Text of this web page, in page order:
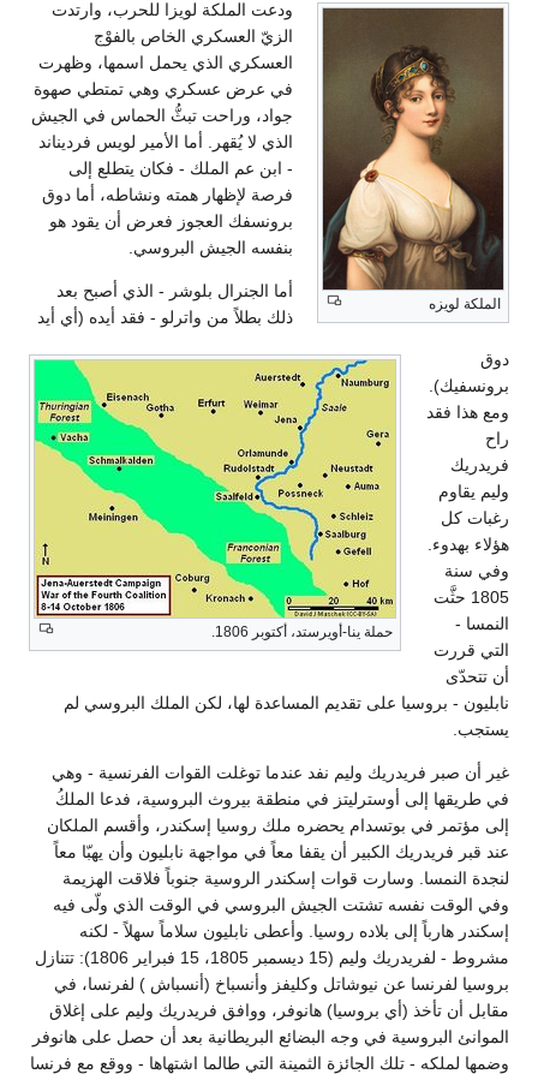
الملكة لويزه
حملة ينا-أويرستد، أكتوبر 1806.
ودعت الملكة لويزا للحرب، وارتدت
الزيّ العسكري الخاص بالفوْج
العسكري الذي يحمل اسمها، وظهرت
في عرض عسكري وهي تمتطي صهوة
جواد، وراحت تبثُّ الحماس في الجيش
الذي لا يُقهر. أما الأمير لويس فرديناند
- ابن عم الملك - فكان يتطلع إلى
فرصة لإظهار همته ونشاطه، أما دوق
برونسفك العجوز فعرض أن يقود هو
بنفسه الجيش البروسي.
أما الجنرال بلوشر - الذي أصبح بعد
ذلك بطلاً من واترلو - فقد أيده (أي أيد
دوق
برونسفيك).
ومع هذا فقد
راح
فريدريك
وليم يقاوم
رغبات كل
هؤلاء بهدوء.
وفي سنة
1805 حثَّت
النمسا -
التي قررت
أن تتحدّى
نابليون - بروسيا على تقديم المساعدة لها، لكن الملك البروسي لم
يستجب.
غير أن صبر فريدريك وليم نفد عندما توغلت القوات الفرنسية - وهي
في طريقها إلى أوسترليتز في منطقة بيروث البروسية، فدعا الملكُ
إلى مؤتمر في بوتسدام يحضره ملك روسيا إسكندر، وأقسم الملكان
عند قبر فريدريك الكبير أن يقفا معاً في مواجهة نابليون وأن يهبّا معاً
لنجدة النمسا. وسارت قوات إسكندر الروسية جنوباً فلاقت الهزيمة
وفي الوقت نفسه تشتت الجيش البروسي في الوقت الذي ولّى فيه
إسكندر هارباً إلى بلاده روسيا. وأعطى نابليون سلاماً سهلاً - لكنه
مشروط - لفريدريك وليم (15 ديسمبر 1805، 15 فبراير 1806): تتنازل
بروسيا لفرنسا عن نيوشاتل وكليفز وأنسباخ (أنسباش ) لفرنسا، في
مقابل أن تأخذ (أي بروسيا) هانوفر، ووافق فريدريك وليم على إغلاق
الموانئ البروسية في وجه البضائع البريطانية بعد أن حصل على هانوفر
وضمها لملكه - تلك الجائزة الثمينة التي طالما اشتهاها - ووقع مع فرنسا